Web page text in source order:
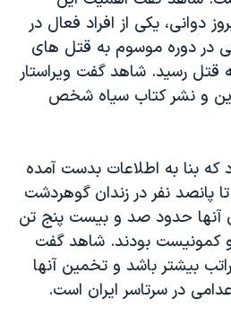
دوانی، یکی از افراد فعال در
در دوره موسوم به قتل های
قتل رسید. شاهد گفت ویراستار
و نشر کتاب سیاه شخص
بنا به اطلاعات بدست آمده
نفر در زندان گوهردشت
آنها حدود صد و بیست پنج تن
کمونیست بودند. شاهد گفت
بیشتر باشد و تخمین آنها
در سرتاسر ایران است.